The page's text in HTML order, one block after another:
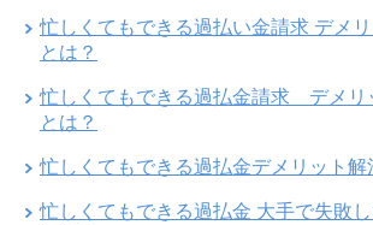
忙しくてもできる過払い金請求 デメ
とは？
忙しくてもできる過払金請求 デメリ
とは？
忙しくてもできる過払金デメリット解
忙しくてもできる過払金 大手で失敗